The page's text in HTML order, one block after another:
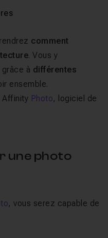
comment
. Vous y
à différentes
ensemble.
Affinity Photo, logiciel de
une photo
, vous serez capable de